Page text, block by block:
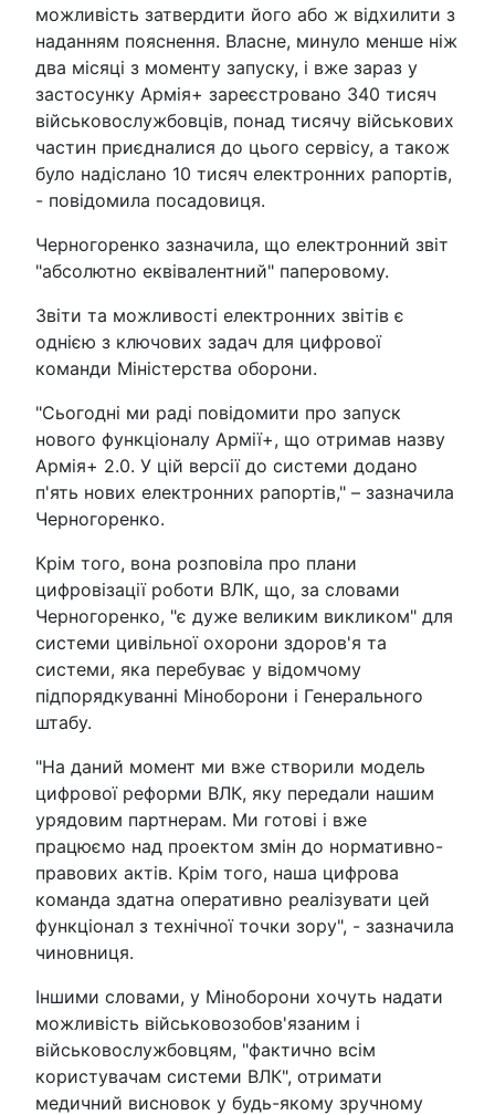
можливість затвердити його або ж відхилити з
наданням пояснення. Власне, минуло менше ніж
два місяці з моменту запуску, і вже зараз у
застосунку Армія+ зареєстровано 340 тисяч
військовослужбовців, понад тисячу військових
частин приєдналися до цього сервісу, а також
було надіслано 10 тисяч електронних рапортів,
- повідомила посадовиця.
Черногоренко зазначила, що електронний звіт
"абсолютно еквівалентний" паперовому.
Звіти та можливості електронних звітів є
однією з ключових задач для цифрової
команди Міністерства оборони.
"Сьогодні ми раді повідомити про запуск
нового функціоналу Армії+, що отримав назву
Армія+ 2.0. У цій версії до системи додано
п'ять нових електронних рапортів," – зазначила
Черногоренко.
Крім того, вона розповіла про плани
цифровізації роботи ВЛК, що, за словами
Черногоренко, "є дуже великим викликом" для
системи цивільної охорони здоров'я та
системи, яка перебуває у відомчому
підпорядкуванні Міноборони і Генерального
штабу.
"На даний момент ми вже створили модель
цифрової реформи ВЛК, яку передали нашим
урядовим партнерам. Ми готові і вже
працюємо над проектом змін до нормативно-
правових актів. Крім того, наша цифрова
команда здатна оперативно реалізувати цей
функціонал з технічної точки зору", - зазначила
чиновниця.
Іншими словами, у Міноборони хочуть надати
можливість військовозобов'язаним і
військовослужбовцям, "фактично всім
користувачам системи ВЛК", отримати
медичний висновок у будь-якому зручному